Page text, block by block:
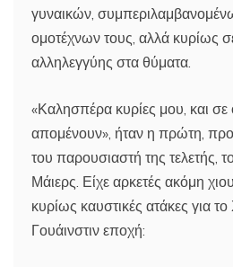
γυναικών,
ομοτέχνων τους, αλλά κυρίως
αλληλεγγύης στα θύματα.
«Καλησπέρα κυρίες μου, και
απομένουν», ήταν η πρώτη,
του παρουσιαστή της τελετής,
Μάιερς. Είχε αρκετές ακόμη
κυρίως καυστικές ατάκες για
Γουάινστιν εποχή: